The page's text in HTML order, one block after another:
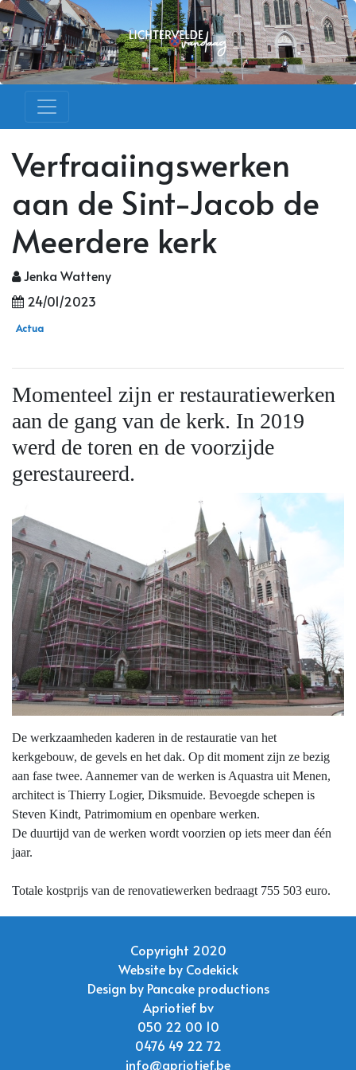
Verfraaiingswerken
aan de Sint-Jacob de
Meerdere kerk
Jenka Watteny
24/01/2023
Actua
Momenteel zijn er restauratiewerken
aan de gang van de kerk. In 2019
werd de toren en de voorzijde
gerestaureerd.
De werkzaamheden kaderen in de restauratie van het
kerkgebouw, de gevels en het dak. Op dit moment zijn ze bezig
aan fase twee. Aannemer van de werken is Aquastra uit Menen,
architect is Thierry Logier, Diksmuide. Bevoegde schepen is
Steven Kindt, Patrimomium en openbare werken.
De duurtijd van de werken wordt voorzien op iets meer dan één
jaar.
Totale kostprijs van de renovatiewerken bedraagt 755 503 euro.
Copyright 2020
Website by Codekick
Design by Pancake productions
Apriotief bv
050 22 00 10
0476 49 22 72
info@apriotief.be